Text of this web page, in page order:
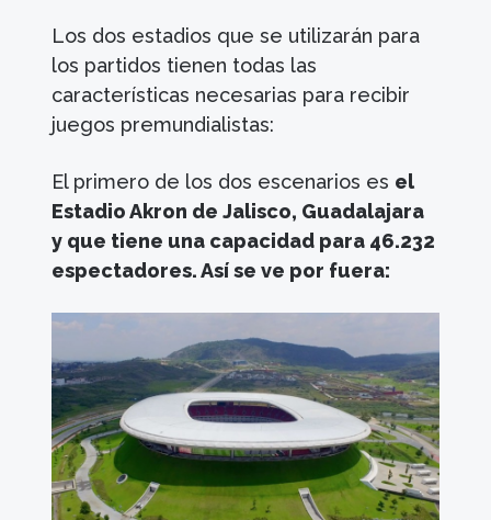
Los dos estadios que se utilizarán para
los partidos tienen todas las
características necesarias para recibir
juegos premundialistas:
El primero de los dos escenarios es el
Estadio Akron de Jalisco, Guadalajara
y que tiene una capacidad para 46.232
espectadores. Así se ve por fuera: